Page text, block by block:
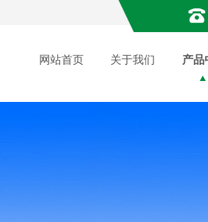
网站首页 关于我们 产品